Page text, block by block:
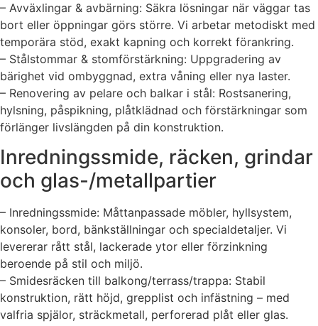
– Avväxlingar & avbärning: Säkra lösningar när väggar tas
bort eller öppningar görs större. Vi arbetar metodiskt med
temporära stöd, exakt kapning och korrekt förankring.
– Stålstommar & stomförstärkning: Uppgradering av
bärighet vid ombyggnad, extra våning eller nya laster.
– Renovering av pelare och balkar i stål: Rostsanering,
hylsning, påspikning, plåtklädnad och förstärkningar som
förlänger livslängden på din konstruktion.
Inredningssmide, räcken, grindar
och glas-/metallpartier
– Inredningssmide: Måttanpassade möbler, hyllsystem,
konsoler, bord, bänkställningar och specialdetaljer. Vi
levererar rått stål, lackerade ytor eller förzinkning
beroende på stil och miljö.
– Smidesräcken till balkong/terrass/trappa: Stabil
konstruktion, rätt höjd, grepplist och infästning – med
valfria spjälor, sträckmetall, perforerad plåt eller glas.